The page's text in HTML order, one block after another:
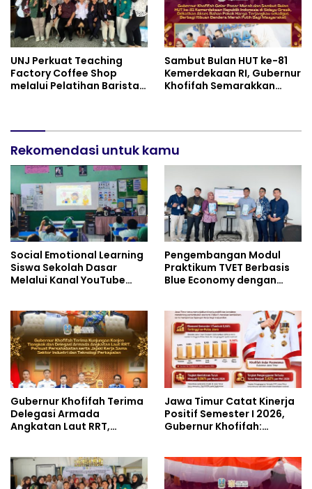
UNJ Perkuat Teaching
Factory Coffee Shop
melalui Pelatihan Barista
Sambut Bulan HUT ke-81
Kemerdekaan RI, Gubernur
Khofifah Semarakkan
Masyarakat
Rekomendasi untuk kamu
Social Emotional Learning
Siswa Sekolah Dasar
Melalui Kanal YouTube
Pengembangan Modul
Praktikum TVET Berbasis
Blue Economy dengan
untuk Materi Pariwisata
Dukung Pencapaian SDGs
Gubernur Khofifah Terima
Delegasi Armada
Angkatan Laut RRT,
Industri Perkapalan
Jawa Timur Catat Kinerja
Positif Semester I 2026,
Gubernur Khofifah: